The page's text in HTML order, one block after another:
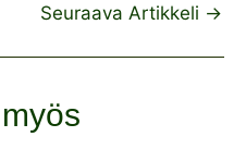
Seuraava Artikkeli →